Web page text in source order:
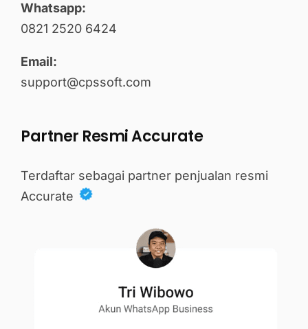
Whatsapp:
0821 2520 6424
Email:
support@cpssoft.com
Partner Resmi Accurate
Terdaftar sebagai partner penjualan resmi
Accurate